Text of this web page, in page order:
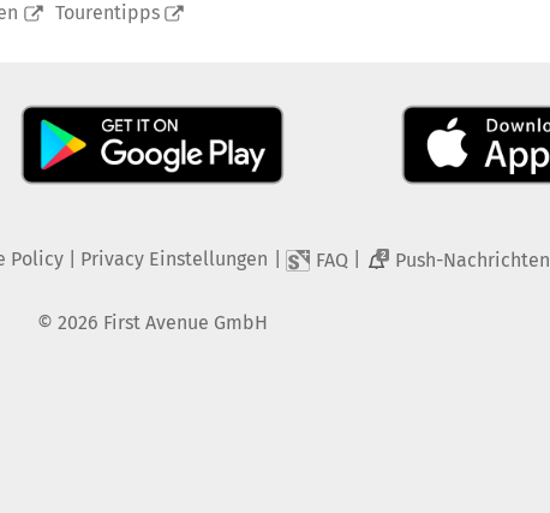
Tourentipps
Policy| Privacy Einstellungen FAQ 2 Push-Nachrichten
© 2026 First Avenue GmbH